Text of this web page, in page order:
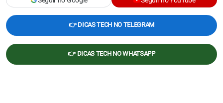
👉 DICAS TECH NO TELEGRAM
👉 DICAS TECH NO WHATSAPP